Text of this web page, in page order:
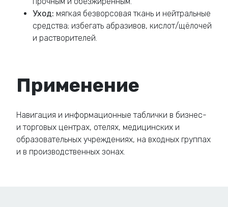
Уход: мягкая безворсовая ткань и нейтральные
средства; избегать абразивов, кислот/щёлочей
и растворителей.
Применение
Навигация и информационные таблички в бизнес-
и торговых центрах, отелях, медицинских и
образовательных учреждениях, на входных группах
и в производственных зонах.